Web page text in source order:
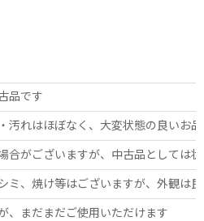
品です
汚れはほぼなく、大変状態の良いお
合がございますが、中古品としては
ミ、焼け等はございますが、外観は
、まだまだご使用いただけます